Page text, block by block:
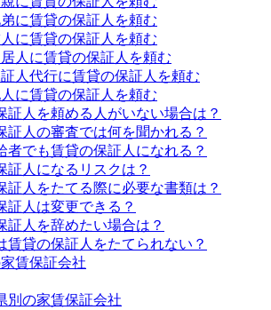
弟に賃貸の保証人を頼む
に賃貸の保証人を頼む
人に賃貸の保証人を頼む
人代行に賃貸の保証人を頼む
に賃貸の保証人を頼む
証人を頼める人がいない場合は？
証人の審査では何を聞かれる？
者でも賃貸の保証人になれる？
証人になるリスクは？
証人をたてる際に必要な書類は？
証人は変更できる？
証人を辞めたい場合は？
賃貸の保証人をたてられない？
賃保証会社
別の家賃保証会社